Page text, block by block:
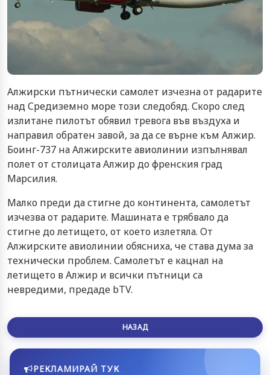
Алжирски пътнически самолет изчезна от радарите
над Средиземно море този следобяд. Скоро след
излитане пилотът обявил тревога във въздуха и
направил обратен завой, за да се върне към Алжир.
Боинг-737 на Алжирските авиолинии изпълнявал
полет от столицата Алжир до френския град
Марсилия.
Малко преди да стигне до континента, самолетът
изчезва от радарите. Машината е трябвало да
стигне до летището, от което излетяла. От
Алжирските авиолинии обясниха, че става дума за
технически проблем. Самолетът е кацнал на
летището в Алжир и всички пътници са
невредими, предаде bTV.
НАЗАД
РЕКЛАМИРАЙ ТУК